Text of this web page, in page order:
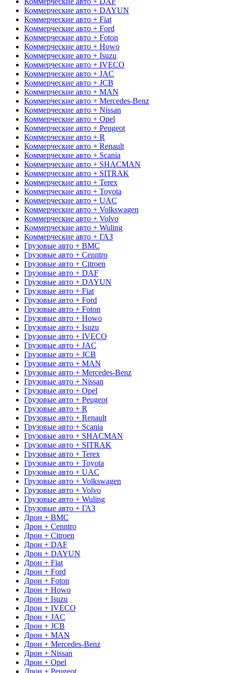
Коммерческие авто + DAYUN
Коммерческие авто + Fiat
Коммерческие авто + Ford
Коммерческие авто + Foton
Коммерческие авто + Howo
Коммерческие авто + Isuzu
Коммерческие авто + IVECO
Коммерческие авто + JAC
Коммерческие авто + JCB
Коммерческие авто + MAN
Коммерческие авто + Mercedes-Benz
Коммерческие авто + Nissan
Коммерческие авто + Opel
Коммерческие авто + Peugeot
Коммерческие авто + R
Коммерческие авто + Renault
Коммерческие авто + Scania
Коммерческие авто + SHACMAN
Коммерческие авто + SITRAK
Коммерческие авто + Terex
Коммерческие авто + Toyota
Коммерческие авто + UAC
Коммерческие авто + Volkswagen
Коммерческие авто + Volvo
Коммерческие авто + Wuling
Коммерческие авто + ГАЗ
Грузовые авто + BMC
Грузовые авто + Cenntro
Грузовые авто + Citroen
Грузовые авто + DAF
Грузовые авто + DAYUN
Грузовые авто + Fiat
Грузовые авто + Ford
Грузовые авто + Foton
Грузовые авто + Howo
Грузовые авто + Isuzu
Грузовые авто + IVECO
Грузовые авто + JAC
Грузовые авто + JCB
Грузовые авто + MAN
Грузовые авто + Mercedes-Benz
Грузовые авто + Nissan
Грузовые авто + Opel
Грузовые авто + Peugeot
Грузовые авто + R
Грузовые авто + Renault
Грузовые авто + Scania
Грузовые авто + SHACMAN
Грузовые авто + SITRAK
Грузовые авто + Terex
Грузовые авто + Toyota
Грузовые авто + UAC
Грузовые авто + Volkswagen
Грузовые авто + Volvo
Грузовые авто + Wuling
Грузовые авто + ГАЗ
Дрон + BMC
Дрон + Cenntro
Дрон + Citroen
Дрон + DAF
Дрон + DAYUN
Дрон + Fiat
Дрон + Ford
Дрон + Foton
Дрон + Howo
Дрон + Isuzu
Дрон + IVECO
Дрон + JAC
Дрон + JCB
Дрон + MAN
Дрон + Mercedes-Benz
Дрон + Nissan
Дрон + Opel
Дрон + Peugeot